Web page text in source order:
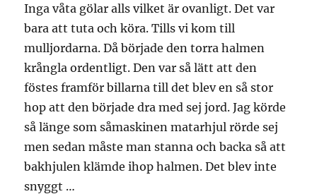
Inga våta gölar alls vilket är ovanligt. Det var
bara att tuta och köra. Tills vi kom till
mulljordarna. Då började den torra halmen
krångla ordentligt. Den var så lätt att den
föstes framför billarna till det blev en så stor
hop att den började dra med sej jord. Jag körde
så länge som såmaskinen matarhjul rörde sej
men sedan måste man stanna och backa så att
bakhjulen klämde ihop halmen. Det blev inte
snyggt …